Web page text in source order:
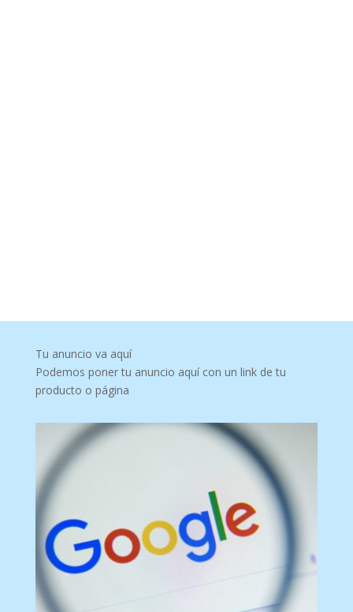
Tu anuncio va aquí
Podemos poner tu anuncio aquí con un link de tu
producto o página